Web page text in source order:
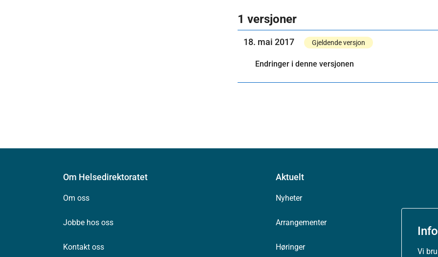
Vi
1 versjoner
18. mai 2017 Gjeldende versjon
Endringer i denne versjonen
Om Helsedirektoratet
Om oss
Jobbe hos oss
Kontakt oss
Aktuelt
Nyheter
Arrangementer
Høringer